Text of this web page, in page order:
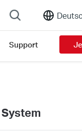
Support